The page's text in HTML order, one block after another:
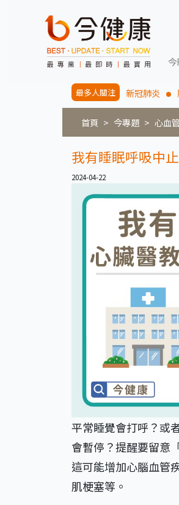
最多人關注 新冠肺炎
首頁 今專題 心血
我有睡眠呼吸中
2024-04-22
平常睡覺會打呼？或
會暫停？提醒要留意
這可能增加心腦血管
肌梗塞等。